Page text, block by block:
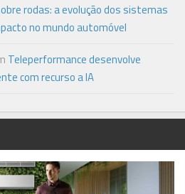
rodas: a evolução dos sistemas
no mundo automóvel
Teleperformance desenvolve
com recurso a IA